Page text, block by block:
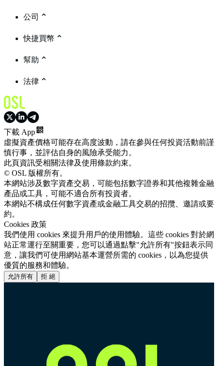
公司
快捷買幣
幫助
法律
下載 App
虛擬資產價格可能存在高度波動，請在參與任何投資活動前謹
慎行事，並評估自身的風險承受能力。
此頁資訊受相關法律及使用條款約束。
© OSL 版權所有。
本網站涉及數字資產交易，可能包括數字證券和其他複雜金融
產品或工具，可能不適合所有投資者。
本網站不構成任何數字資產或金融工具交易的招攬、邀請或要
約。
Cookies 政策
我們使用 cookies 來提升用戶的使用體驗。這些 cookies 對於網
站正常運行至關重要，您可以通過點擊"允許所有"按鈕表示同
意，讓我們可使用網站基本運營所需的 cookies，以為您提供
優質的服務和體驗。
允許所有 拒 絕